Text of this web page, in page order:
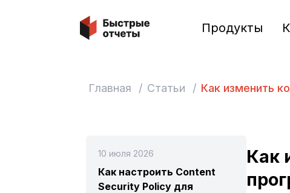
Быстрые отчеты Продукты
Главная / Статьи / Как изменить
Как
10 июля 2026
Как настроить Content
Security Policy для